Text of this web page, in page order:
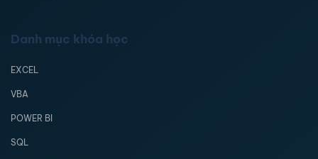
Danh mục khóa học
EXCEL
VBA
POWER BI
SQL